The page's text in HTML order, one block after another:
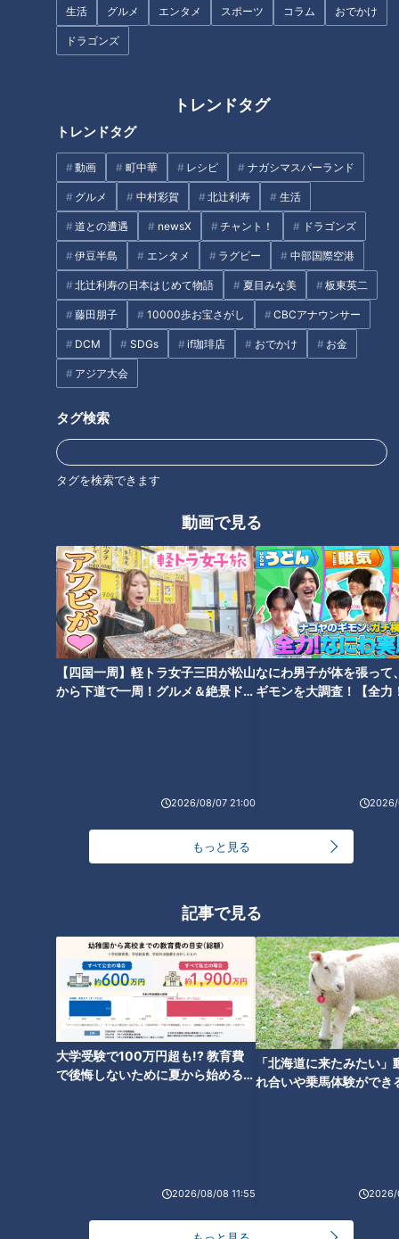
生活 グルメ エンタメ スポーツ コラム おでかけ
ドラゴンズ
トレンドタグ
トレンドタグ
動画 町中華 レシピ ナガシマスパーランド
グルメ 中村彩賀 北辻利寿 生活
道との遭遇 newsX チャント！ ドラゴンズ
伊豆半島 エンタメ ラグビー 中部国際空港
北辻利寿の日本はじめて物語 夏目みな美 板東英二
藤田朋子 10000歩お宝さがし CBCアナウンサー
DCM SDGs if珈琲店 おでかけ お金
アジア大会
タグ検索
タグを検索できます
動画で見る
【四国一周】軽トラ女子三田が松山
から下道で一周！グルメ＆絶景ドラ
2026/08/07 21:00
なにわ男子が体を張って
ギモンを大調査！【全力
2026/
もっと見る
記事で見る
大学受験で100万円超も!? 教育費
で後悔しないために夏から始めるお
2026/08/08 11:55
「北海道に来たみたい」
れ合いや乗馬体験ができ
2026/
のせ」の作り方【キユーピー３
分クッキング】
のピンチヒッターになる！？ ゴ
ゴゴスマ生配信＃９【古舘伊知
郎 石井アナの股間の話が止ま
らない】
冬の全国大会初出場でベスト
8！！J1リーガーも生み出した
『名古屋高校 サッカー部』をマ
ヂラブがリポート！
チャント！ マヂカルラブリー
オススメ関連コンテンツ
汗をかかないと熱中症のリスク
したらいいの？
なぜ山にむき出しの遺骨が？許
り “森のお墓”の実態に迫る
なんとたった6分で氷が完成！5
は“目の日焼け”に要注意！目の
RANKING